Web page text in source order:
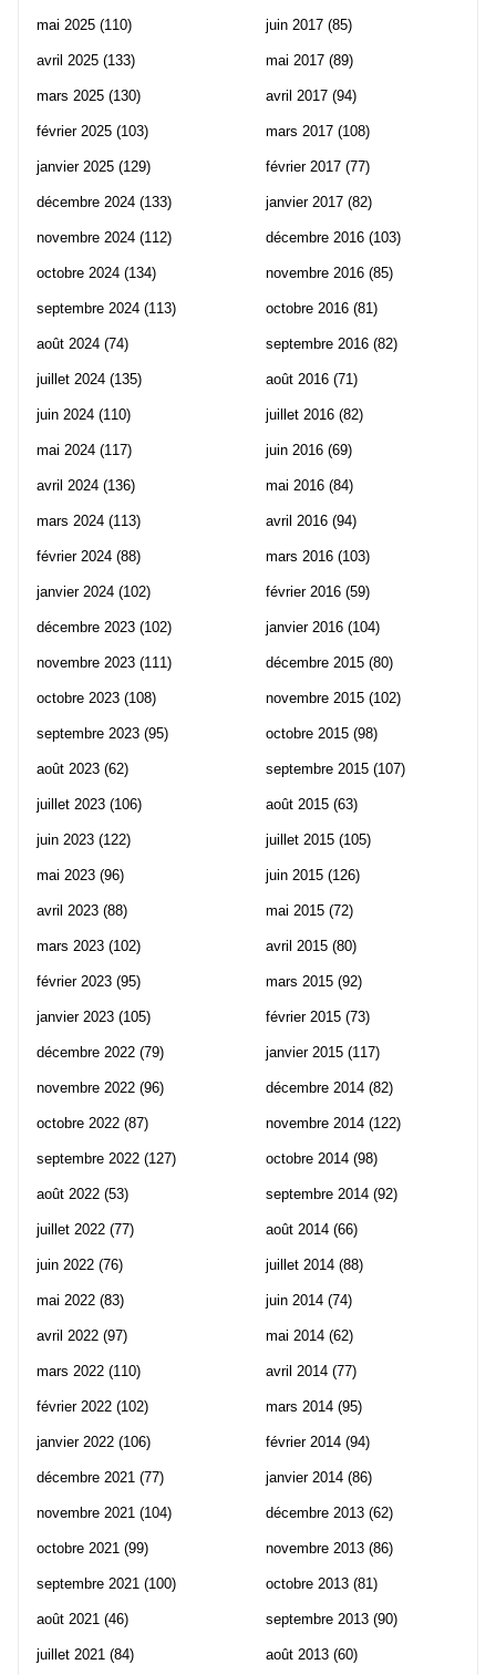
mai 2025 (110)
avril 2025 (133)
mars 2025 (130)
février 2025 (103)
janvier 2025 (129)
décembre 2024 (133)
novembre 2024 (112)
octobre 2024 (134)
septembre 2024 (113)
août 2024 (74)
juillet 2024 (135)
juin 2024 (110)
mai 2024 (117)
avril 2024 (136)
mars 2024 (113)
février 2024 (88)
janvier 2024 (102)
décembre 2023 (102)
novembre 2023 (111)
octobre 2023 (108)
septembre 2023 (95)
août 2023 (62)
juillet 2023 (106)
juin 2023 (122)
mai 2023 (96)
avril 2023 (88)
mars 2023 (102)
février 2023 (95)
janvier 2023 (105)
décembre 2022 (79)
novembre 2022 (96)
octobre 2022 (87)
septembre 2022 (127)
août 2022 (53)
juillet 2022 (77)
juin 2022 (76)
mai 2022 (83)
avril 2022 (97)
mars 2022 (110)
février 2022 (102)
janvier 2022 (106)
décembre 2021 (77)
novembre 2021 (104)
octobre 2021 (99)
septembre 2021 (100)
août 2021 (46)
juillet 2021 (84)
juin 2017 (85)
mai 2017 (89)
avril 2017 (94)
mars 2017 (108)
février 2017 (77)
janvier 2017 (82)
décembre 2016 (103)
novembre 2016 (85)
octobre 2016 (81)
septembre 2016 (82)
août 2016 (71)
juillet 2016 (82)
juin 2016 (69)
mai 2016 (84)
avril 2016 (94)
mars 2016 (103)
février 2016 (59)
janvier 2016 (104)
décembre 2015 (80)
novembre 2015 (102)
octobre 2015 (98)
septembre 2015 (107)
août 2015 (63)
juillet 2015 (105)
juin 2015 (126)
mai 2015 (72)
avril 2015 (80)
mars 2015 (92)
février 2015 (73)
janvier 2015 (117)
décembre 2014 (82)
novembre 2014 (122)
octobre 2014 (98)
septembre 2014 (92)
août 2014 (66)
juillet 2014 (88)
juin 2014 (74)
mai 2014 (62)
avril 2014 (77)
mars 2014 (95)
février 2014 (94)
janvier 2014 (86)
décembre 2013 (62)
novembre 2013 (86)
octobre 2013 (81)
septembre 2013 (90)
août 2013 (60)